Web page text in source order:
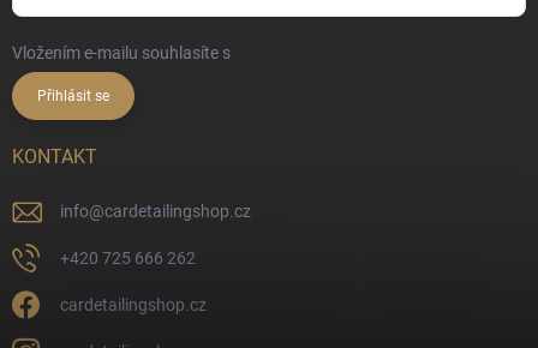
Vložením e-mailu souhlasíte s
Přihlásit se
KONTAKT
info@cardetailingshop.cz
+420 725 666 262
cardetailingshop.cz